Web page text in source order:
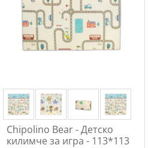
Chipolino Bear - Детско
килимче за игра - 113*113